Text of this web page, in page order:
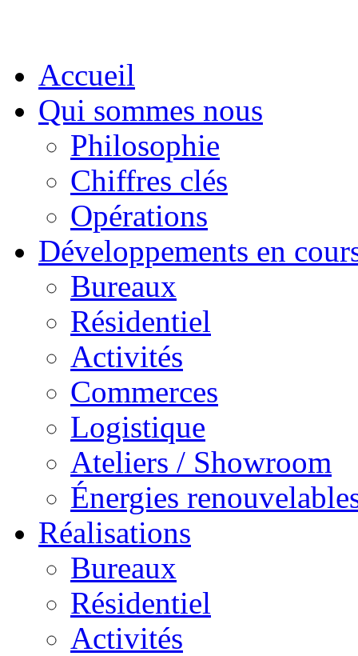
Accueil
Qui sommes nous
Philosophie
Chiffres clés
Opérations
Développements en
Bureaux
Résidentiel
Activités
Commerces
Logistique
Ateliers / Showroom
Énergies
Réalisations
Bureaux
Résidentiel
Activités